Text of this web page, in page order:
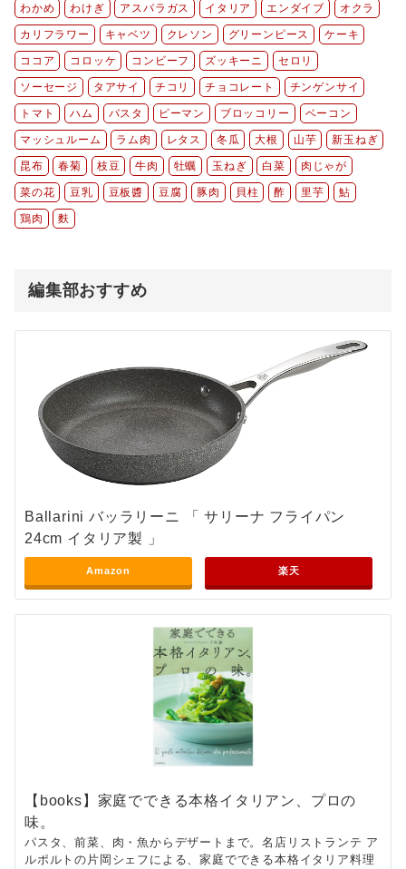
わかめ わけぎ アスパラガス イタリア エンダイブ オクラ
カリフラワー キャベツ クレソン グリーンピース ケーキ
ココア コロッケ コンビーフ ズッキーニ セロリ
ソーセージ タアサイ チコリ チョコレート チンゲンサイ
トマト ハム パスタ ピーマン ブロッコリー ベーコン
マッシュルーム ラム肉 レタス 冬瓜 大根 山芋 新玉ねぎ
昆布 春菊 枝豆 牛肉 牡蠣 玉ねぎ 白菜 肉じゃが
菜の花 豆乳 豆板醬 豆腐 豚肉 貝柱 酢 里芋 鮎
鶏肉 麩
編集部おすすめ
Ballarini バッラリーニ 「 サリーナ フライパン
24cm イタリア製 」
Amazon 楽天
【books】家庭でできる本格イタリアン、プロの
味。
パスタ、前菜、肉・魚からデザートまで。名店リストランテ ア
ルポルトの片岡シェフによる、家庭でできる本格イタリア料理